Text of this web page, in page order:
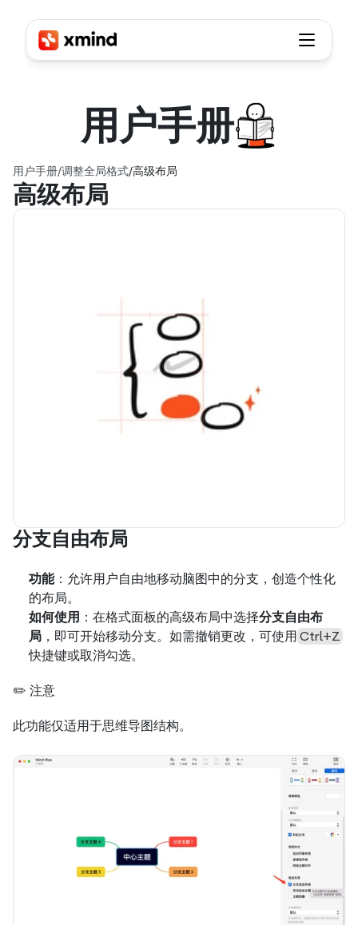
用户手册
用户手册/调整全局格式/高级布局
高级布局
分支自由布局
功能：允许用户自由地移动脑图中的分支，创造个性化
的布局。
如何使用 ：在格式面板的高级布局中选择分支自由布
局 ，即可开始移动分支。如需撤销更改，可使用 Ctrl+Z
快捷键或取消勾选。
✏️ 注意
此功能仅适用于思维导图结构。